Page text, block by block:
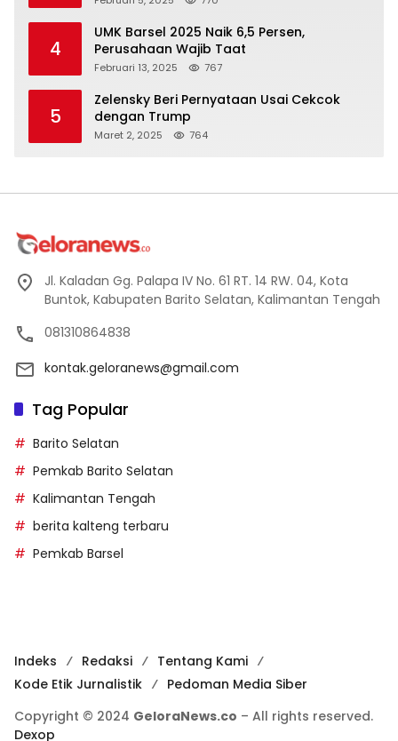
4
UMK Barsel 2025 Naik 6,5 Persen,
Perusahaan Wajib Taat
Februari 13, 2025 767
5
Zelensky Beri Pernyataan Usai Cekcok
dengan Trump
Maret 2, 2025 764
Jl. Kaladan Gg. Palapa IV No. 61 RT. 14 RW. 04, Kota
Buntok, Kabupaten Barito Selatan, Kalimantan Tengah
081310864838
kontak.geloranews@gmail.com
Tag Popular
Barito Selatan
Pemkab Barito Selatan
Kalimantan Tengah
berita kalteng terbaru
Pemkab Barsel
Indeks Redaksi
Tentang Kami
Kode Etik Jurnalistik
Pedoman Media Siber
Copyright © 2024 GeloraNews.co – All rights reserved.
Dexop